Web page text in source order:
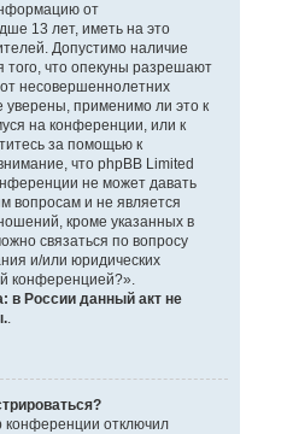
от
13 лет, иметь на это
Допустимо наличие
того, что опекуны разрешают
несовершеннолетних
применимо ли это к
на конференции, или к
за помощью к
что phpBB Limited
не может давать
вопросам и не является
кроме указанных в
связаться по вопросу
и/или юридических
конференцией?».
в России данный акт не
.
конференции отключил